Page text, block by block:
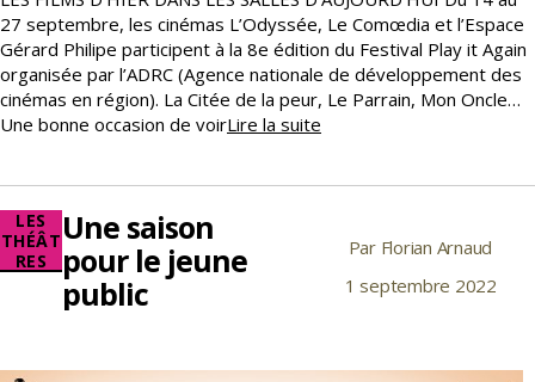
27 septembre, les cinémas L’Odyssée, Le Comœdia et l’Espace
Gérard Philipe participent à la 8e édition du Festival Play it Again
organisée par l’ADRC (Agence nationale de développement des
cinémas en région). La Citée de la peur, Le Parrain, Mon Oncle…
Une bonne occasion de voirLire la suite
Catégories
LES
THÉÂT
RES
Une saison
pour le jeune
public
Auteur
l’article
Par Florian Arnaud
Date1 septembre 2022